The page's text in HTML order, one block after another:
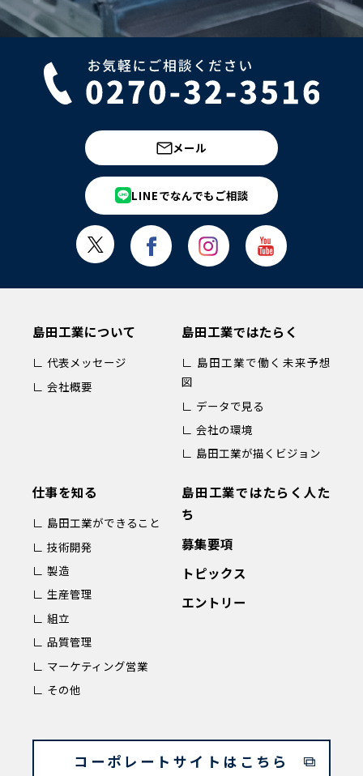
メール
LINEでなんでもご相談
島田工業について
∟ 代表メッセージ
∟ 会社概要
島田工業ではたらく
∟ 島田工業で働く未来予想
図
∟ データで見る
∟ 会社の環境
∟ 島田工業が描くビジョン
仕事を知る
∟ 島田工業ができること
∟ 技術開発
∟ 製造
∟ 生産管理
∟ 組立
∟ 品質管理
∟ マーケティング営業
∟ その他
島田工業ではたらく人た
ち
募集要項
トピックス
エントリー
コーポレートサイトはこちら